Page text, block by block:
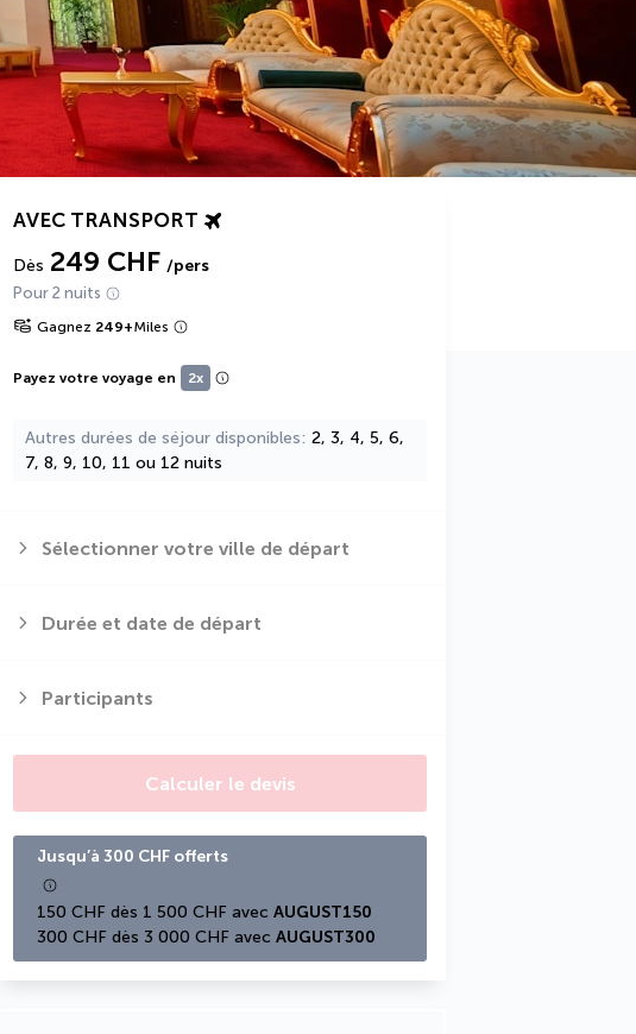
AVEC TRANSPORT
Dès 249 CHF /pers
Pour 2 nuits
Gagnez 249+Miles
Payez votre voyage en 2x
Autres durées de séjour disponibles 2, 3, 4, 5, 6,
7, 8, 9, 10, 11 ou 12 nuits
Sélectionner votre ville de départ
Durée et date de départ
Participants
Calculer le devis
Jusqu’à 300 CHF offerts
150 CHF dès 1 500 CHF avec AUGUST150
300 CHF dès 3 000 CHF avec AUGUST300